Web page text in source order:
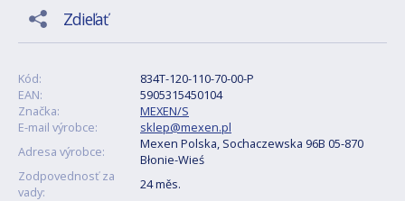
Zdieľať
Kód:
834T-120-110-70-00-P
EAN:
5905315450104
Značka:
MEXEN/S
E-mail výrobce:
sklep@mexen.pl
Adresa výrobce:
Mexen Polska, Sochaczewska 96B 05-870
Błonie-Wieś
Zodpovednosť za
vady:
24 měs.